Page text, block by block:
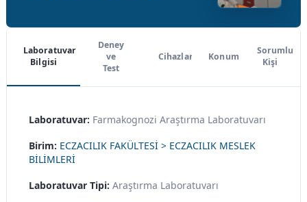
Laboratuvar
Bilgisi
Deney
ve
Test
Cihazlar Konum
Sorumlu
Kişi
Laboratuvar: Farmakognozi Araştırma Laboratuvarı
Birim: ECZACILIK FAKÜLTESİ > ECZACILIK MESLEK
BİLİMLERİ
Laboratuvar Tipi: Araştırma Laboratuvarı